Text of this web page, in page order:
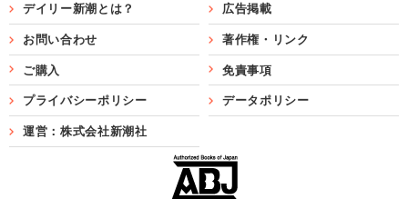
デイリー新潮とは？ 広告掲載
お問い合わせ 著作権・リンク
ご購入 免責事項
プライバシーポリシー データポリシー
運営：株式会社新潮社